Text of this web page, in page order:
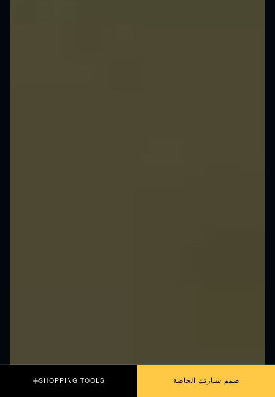
صمم سيارتك الخاصة SHOPPING TOOLS